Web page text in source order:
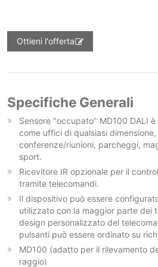
Ottieni l'offerta
Specifiche Generali
Sensore "occupato" MD100 DALI
come uffici di qualsiasi dimensione,
conferenze/riunioni, parcheggi,
sport.
Ricevitore IR opzionale per il
tramite telecomandi.
Il dispositivo può essere
utilizzato con la maggior parte dei
design personalizzato del
pulsanti può essere ordinato su
MD100 (adatto per il rilevamento
raggio)